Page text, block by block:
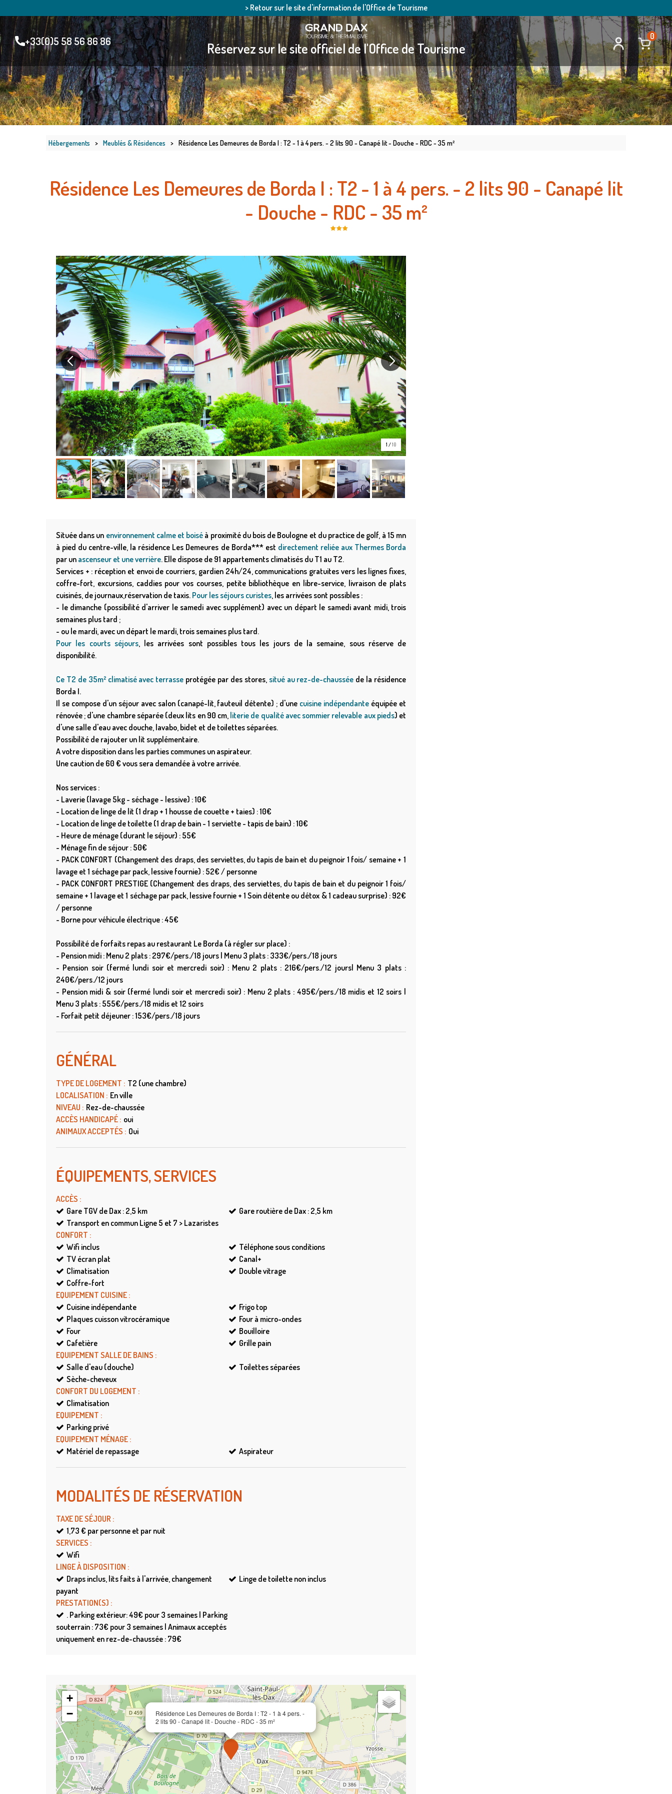
> Retour sur le site d'information de l'Office de Tourisme
+33(0)5 58 56 86 86 Réservez sur le site officiel de l'Office de Tourisme
0
Hébergements > Meublés & Résidences > Résidence Les Demeures de Borda I : T2 - 1 à 4 pers. - 2 lits 90 - Canapé lit - Douche - RDC - 35 m²
Résidence Les Demeures de Borda I : T2 - 1 à 4 pers. - 2 lits 90 - Canapé lit
- Douche - RDC - 35 m²
1 /10
Située dans un environnement calme et boisé à proximité du bois de Boulogne et du practice de golf, à 15 mn
à pied du centre-ville, la résidence Les Demeures de Borda*** est directement reliée aux Thermes Borda
par un ascenseur et une verrière. Elle dispose de 91 appartements climatisés du T1 au T2.
Services + : réception et envoi de courriers, gardien 24h/24, communications gratuites vers les lignes fixes,
coffre-fort, excursions, caddies pour vos courses, petite bibliothèque en libre-service, livraison de plats
cuisinés, de journaux,réservation de taxis. Pour les séjours curistes, les arrivées sont possibles :
- le dimanche (possibilité d'arriver le samedi avec supplément) avec un départ le samedi avant midi, trois
semaines plus tard ;
- ou le mardi, avec un départ le mardi, trois semaines plus tard.
Pour les courts séjours, les arrivées sont possibles tous les jours de la semaine, sous réserve de
disponibilité.
Ce T2 de 35m² climatisé avec terrasse protégée par des stores, situé au rez-de-chaussée de la résidence
Borda I.
Il se compose d'un séjour avec salon (canapé-lit, fauteuil détente) ; d'une cuisine indépendante équipée et
rénovée ; d'une chambre séparée (deux lits en 90 cm, literie de qualité avec sommier relevable aux pieds) et
d'une salle d'eau avec douche, lavabo, bidet et de toilettes séparées.
Possibilité de rajouter un lit supplémentaire.
A votre disposition dans les parties communes un aspirateur.
Une caution de 60 € vous sera demandée à votre arrivée.
Nos services :
- Laverie (lavage 5kg - séchage - lessive) : 10€
- Location de linge de lit (1 drap + 1 housse de couette + taies) : 10€
- Location de linge de toilette (1 drap de bain - 1 serviette - tapis de bain) : 10€
- Heure de ménage (durant le séjour) : 55€
- Ménage fin de séjour : 50€
- PACK CONFORT (Changement des draps, des serviettes, du tapis de bain et du peignoir 1 fois/ semaine + 1
lavage et 1 séchage par pack, lessive fournie) : 52€ / personne
- PACK CONFORT PRESTIGE (Changement des draps, des serviettes, du tapis de bain et du peignoir 1 fois/
semaine + 1 lavage et 1 séchage par pack, lessive fournie + 1 Soin détente ou détox & 1 cadeau surprise) : 92€
/ personne
- Borne pour véhicule électrique : 45€
Possibilité de forfaits repas au restaurant Le Borda (à régler sur place) :
- Pension midi : Menu 2 plats : 297€/pers./18 jours | Menu 3 plats : 333€/pers./18 jours
- Pension soir (fermé lundi soir et mercredi soir) : Menu 2 plats : 216€/pers./12 jours| Menu 3 plats :
240€/pers./12 jours
- Pension midi & soir (fermé lundi soir et mercredi soir) : Menu 2 plats : 495€/pers./18 midis et 12 soirs |
Menu 3 plats : 555€/pers./18 midis et 12 soirs
- Forfait petit déjeuner : 153€/pers./18 jours
GÉNÉRAL
TYPE DE LOGEMENT : T2 (une chambre)
LOCALISATION : En ville
NIVEAU : Rez-de-chaussée
ACCÈS HANDICAPÉ : oui
ANIMAUX ACCEPTÉS : Oui
ÉQUIPEMENTS, SERVICES
ACCÈS :
Gare TGV de Dax : 2,5 km Gare routière de Dax : 2,5 km
Transport en commun Ligne 5 et 7 > Lazaristes
CONFORT :
Wifi inclus
Téléphone sous conditions
TV écran plat
Canal+
Climatisation
Double vitrage
Coffre-fort
EQUIPEMENT CUISINE :
Cuisine indépendante
Frigo top
Plaques cuisson vitrocéramique
Four à micro-ondes
Four
Bouilloire
Cafetière
Grille pain
EQUIPEMENT SALLE DE BAINS :
Salle d'eau (douche)
Toilettes séparées
Sèche-cheveux
CONFORT DU LOGEMENT :
Climatisation
EQUIPEMENT :
Parking privé
EQUIPEMENT MÉNAGE :
Matériel de repassage
Aspirateur
MODALITÉS DE RÉSERVATION
TAXE DE SÉJOUR :
1,73 € par personne et par nuit
SERVICES :
Wifi
LINGE À DISPOSITION :
Draps inclus, lits faits à l'arrivée, changement
payant
Linge de toilette non inclus
PRESTATION(S) :
. Parking extérieur: 49€ pour 3 semaines | Parking
souterrain : 73€ pour 3 semaines | Animaux acceptés
uniquement en rez-de-chaussée : 79€
Résidence Les Demeures de Borda I : T2 - 1 à 4 pers. -
2 lits 90 - Canapé lit - Douche - RDC - 35 m²
+
−